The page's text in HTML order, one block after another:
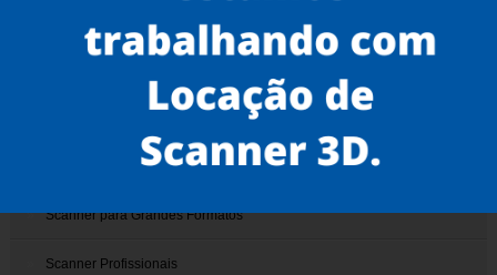
Scanner de Livros
Scanner para Grandes Formatos
Scanner Profissionais